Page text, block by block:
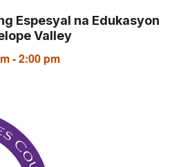
Espesyal na Edukasyon
Valley
-2:00 pm